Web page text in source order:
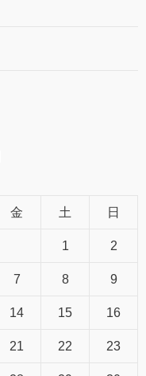
金 土 日
1 2
7 8 9
14 15 16
21 22 23